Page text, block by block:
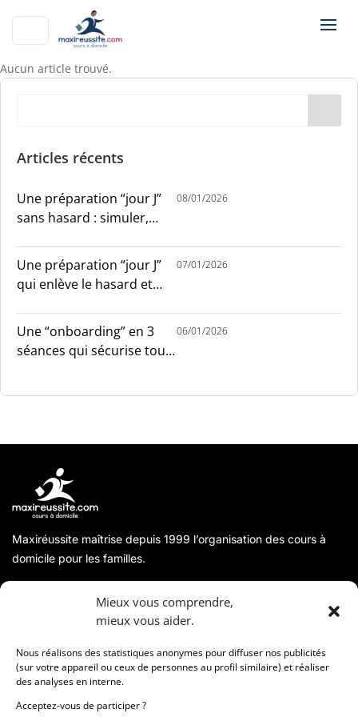
Mieux vous comprendre,
mieux vous aider.
Nous réalisons des statistiques anonymes pour diffuser nos publicités
(sur votre appareil ou ceux de personnes au profil similaire) et réaliser
des analyses en interne.
Acceptez-vous de participer ?
Aucun article trouvé.
Articles récents
Une préparation “jour J”
sans hasard : simuler,
08/01/2026
Une préparation “jour J”
qui enlève le hasard et
07/01/2026
Une “onboarding” en 3
séances qui sécurise tout
06/01/2026
Maxiréussite maîtrise depuis 1999 l’organisation des cours à
domicile pour les familles.
Coordonnées